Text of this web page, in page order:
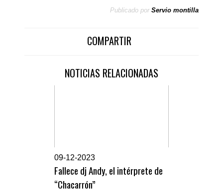
Publicado por Servio montilla
COMPARTIR
NOTICIAS RELACIONADAS
09-12-2023
Fallece dj Andy, el intérprete de
“Chacarrón”